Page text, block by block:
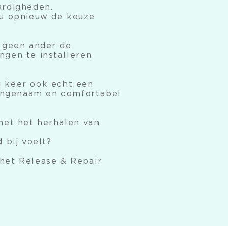
opnieuw de keuze
ander de
te installeren
keer ook echt een
en comfortabel
het herhalen van
bij voelt?
Release & Repair